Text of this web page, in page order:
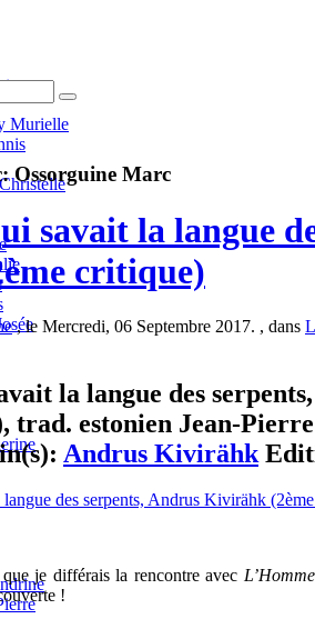
Murielle
Ossorguine Marc
savait la langue
critique)
, le Mercredi, 06 Septembre 2017. , dans
la langue des
trad. estonien Jean-
Andrus Kivirähk
je différais la rencontre avec
!